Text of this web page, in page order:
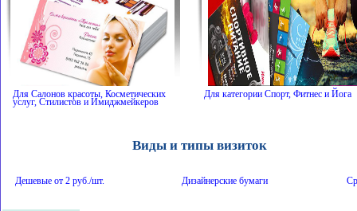
Для Салонов красоты, Косметических
услуг, Стилистов и Имиджмейкеров
Для категории Спорт, Фитнес и Йога
Виды и типы визиток
Дешевые от 2 руб./шт. Дизайнерские бумаги